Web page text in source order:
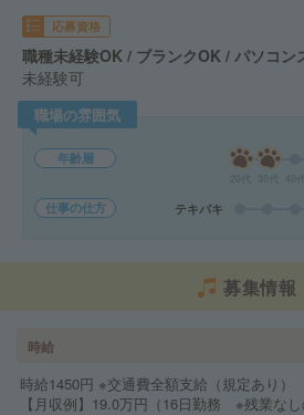
応募資格
職種未経験OK / ブランクOK / パソコン
未経験可
職場の雰囲気
年齢層
仕事の仕方 テキパキ
募集情報
時給
時給1450円 ※交通費全額支給（規定あり）
【月収例】19.0万円（16日勤務 ※残業なし